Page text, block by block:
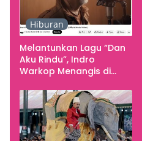
Hiburan
Melantunkan Lagu “Dan
Aku Rindu”, Indro
Warkop Menangis di